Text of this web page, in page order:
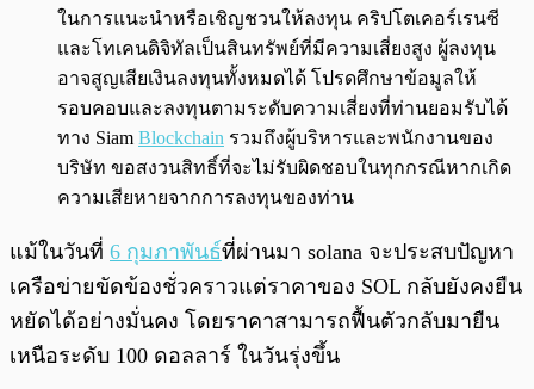
ในการแนะนำหรือเชิญชวนให้ลงทุน คริปโตเคอร์เรนซี
และโทเคนดิจิทัลเป็นสินทรัพย์ที่มีความเสี่ยงสูง ผู้ลงทุน
อาจสูญเสียเงินลงทุนทั้งหมดได้ โปรดศึกษาข้อมูลให้
รอบคอบและลงทุนตามระดับความเสี่ยงที่ท่านยอมรับได้
ทาง Siam Blockchain รวมถึงผู้บริหารและพนักงานของ
บริษัท ขอสงวนสิทธิ์ที่จะไม่รับผิดชอบในทุกกรณีหากเกิด
ความเสียหายจากการลงทุนของท่าน
แม้ในวันที่ 6 กุมภาพันธ์ที่ผ่านมา solana จะประสบปัญหา
เครือข่ายขัดข้องชั่วคราวแต่ราคาของ SOL กลับยังคงยืน
หยัดได้อย่างมั่นคง โดยราคาสามารถฟื้นตัวกลับมายืน
เหนือระดับ 100 ดอลลาร์ ในวันรุ่งขึ้น